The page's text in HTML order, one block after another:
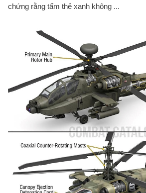
chứng rằng tấm thẻ xanh không ...